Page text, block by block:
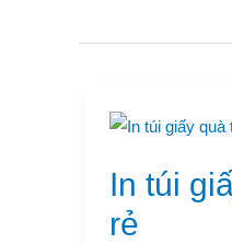
In túi
rẻ
In
túi
tặng
giá